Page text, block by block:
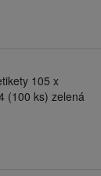
105 x
(100 ks) zelená